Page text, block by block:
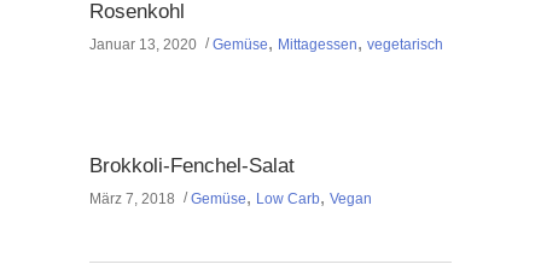
Rosenkohl
Januar 13, 2020 Gemüse, Mittagessen, vegetarisch
Brokkoli-Fenchel-Salat
März 7, 2018 Gemüse, Low Carb, Vegan